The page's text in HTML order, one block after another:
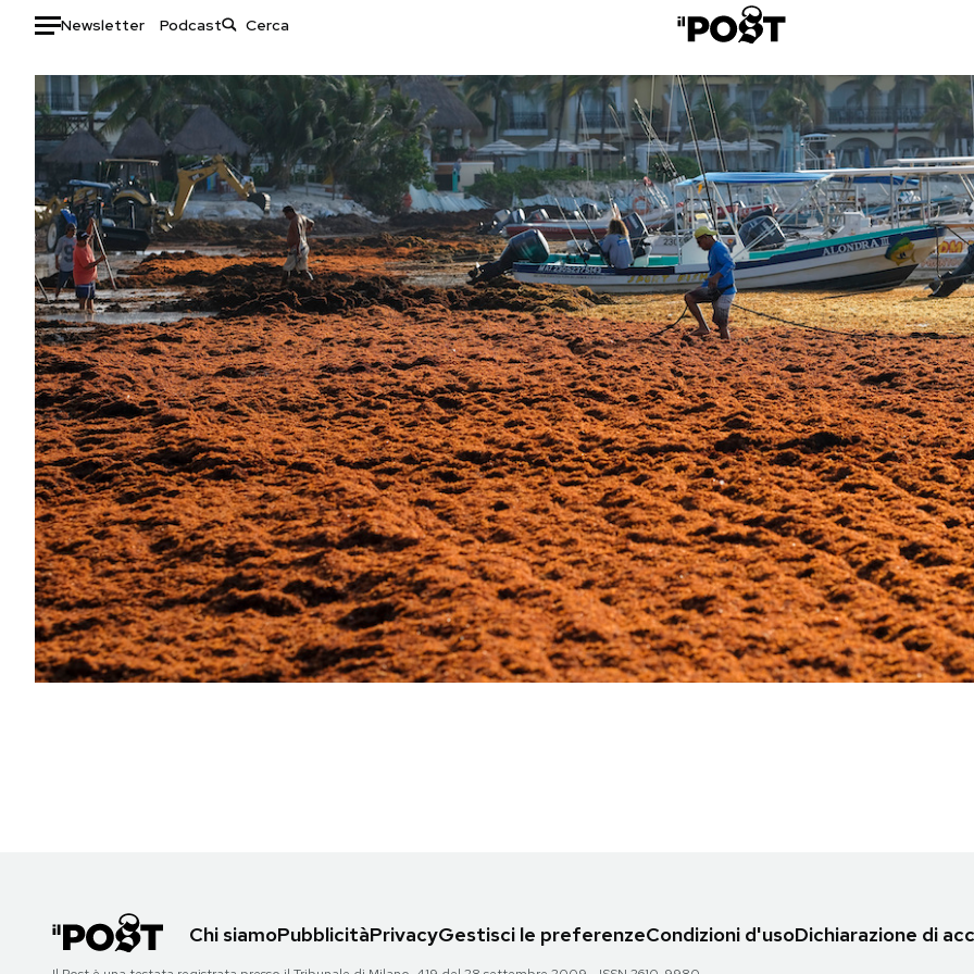
Newsletter Podcast
Auto
HOME
Italia
Mondo
Politica
Tecnologia
Internet
Scienza
Cultura
Economia
Sport
Moda
Libri
Consumismi
Storie/Idee
Ok Boomer!
Media
Europa
Altrecose
Mondiali calcio 2026
PODCAST
NEWSLETTER
I MIEI PREFERITI
Area PersonaleChi siamoPubblicitàPrivacyGestisci le preferenzeCondizioni d'usoDichiarazione di